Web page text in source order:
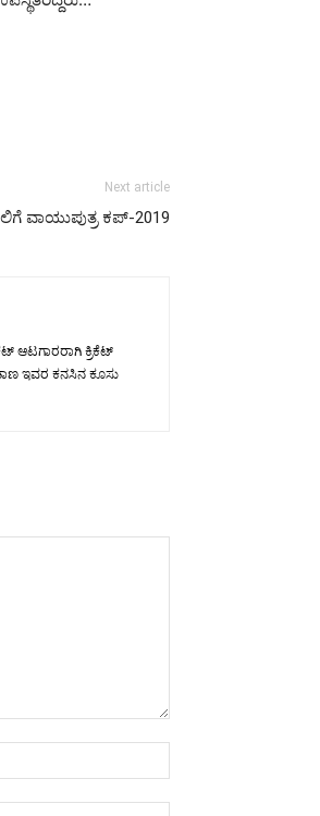
Next article
ವಾಯುಪುತ್ರ ಕಪ್-2019
ಆಟಗಾರರಾಗಿ ಕ್ರಿಕೆಟ್
ಇವರ ಕನಸಿನ ಕೂಸು